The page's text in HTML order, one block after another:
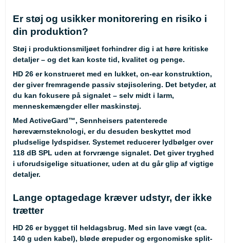
Er støj og usikker monitorering en risiko i
din produktion?
Støj i produktionsmiljøet forhindrer dig i at høre kritiske
detaljer – og det kan koste tid, kvalitet og penge.
HD 26 er konstrueret med en lukket, on-ear konstruktion,
der giver fremragende passiv støjisolering. Det betyder, at
du kan fokusere på signalet – selv midt i larm,
menneskemængder eller maskinstøj.
Med ActiveGard™, Sennheisers patenterede
høreværnsteknologi, er du desuden beskyttet mod
pludselige lydspidser. Systemet reducerer lydbølger over
118 dB SPL uden at forvrænge signalet. Det giver tryghed
i uforudsigelige situationer, uden at du går glip af vigtige
detaljer.
Lange optagedage kræver udstyr, der ikke
trætter
HD 26 er bygget til heldagsbrug. Med sin lave vægt (ca.
140 g uden kabel), bløde ørepuder og ergonomiske split-